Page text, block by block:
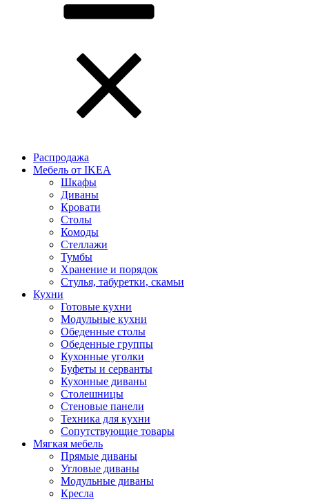
Распродажа
Мебель от IKEA
Шкафы
Диваны
Кровати
Столы
Комоды
Стеллажи
Тумбы
Хранение и порядок
Стулья, табуретки, скамьи
Кухни
Готовые кухни
Модульные кухни
Обеденные столы
Обеденные группы
Кухонные уголки
Буфеты и серванты
Кухонные диваны
Столешницы
Стеновые панели
Техника для кухни
Сопутствующие товары
Мягкая мебель
Прямые диваны
Угловые диваны
Модульные диваны
Кресла